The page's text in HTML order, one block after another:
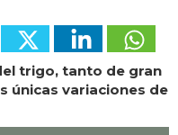
trigo, tanto de gran
únicas variaciones de